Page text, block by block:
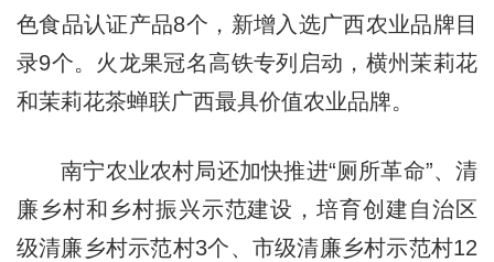
色食品认证产品8个，新增入选广西农业品牌目
录9个。火龙果冠名高铁专列启动，横州茉莉花
和茉莉花茶蝉联广西最具价值农业品牌。
南宁农业农村局还加快推进“厕所革命”、清
廉乡村和乡村振兴示范建设，培育创建自治区
级清廉乡村示范村3个、市级清廉乡村示范村12